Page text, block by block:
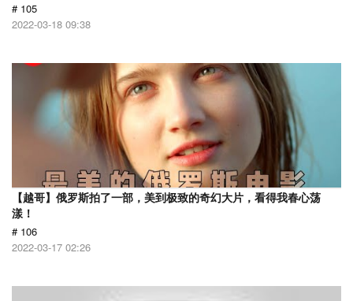
# 105
2022-03-18 09:38
【越哥】俄罗斯拍了一部，美到极致的奇幻大片，看得我春心荡
漾！
# 106
2022-03-17 02:26